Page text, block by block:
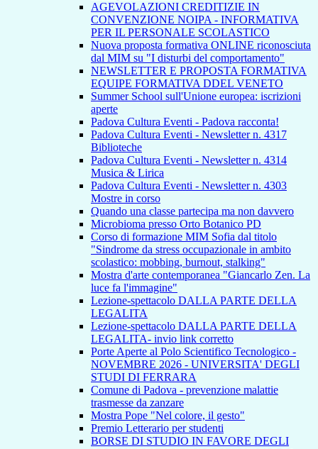
AGEVOLAZIONI CREDITIZIE IN
CONVENZIONE NOIPA - INFORMATIVA
PER IL PERSONALE SCOLASTICO
Nuova proposta formativa ONLINE riconosciuta
dal MIM su "I disturbi del comportamento"
NEWSLETTER E PROPOSTA FORMATIVA
EQUIPE FORMATIVA DDEL VENETO
Summer School sull'Unione europea: iscrizioni
aperte
Padova Cultura Eventi - Padova racconta!
Padova Cultura Eventi - Newsletter n. 4317
Biblioteche
Padova Cultura Eventi - Newsletter n. 4314
Musica & Lirica
Padova Cultura Eventi - Newsletter n. 4303
Mostre in corso
Quando una classe partecipa ma non davvero
Microbioma presso Orto Botanico PD
Corso di formazione MIM Sofia dal titolo
"Sindrome da stress occupazionale in ambito
scolastico: mobbing, burnout, stalking"
Mostra d'arte contemporanea "Giancarlo Zen. La
luce fa l'immagine"
Lezione-spettacolo DALLA PARTE DELLA
LEGALITA
Lezione-spettacolo DALLA PARTE DELLA
LEGALITA- invio link corretto
Porte Aperte al Polo Scientifico Tecnologico -
NOVEMBRE 2026 - UNIVERSITA' DEGLI
STUDI DI FERRARA
Comune di Padova - prevenzione malattie
trasmesse da zanzare
Mostra Pope "Nel colore, il gesto"
Premio Letterario per studenti
BORSE DI STUDIO IN FAVORE DEGLI